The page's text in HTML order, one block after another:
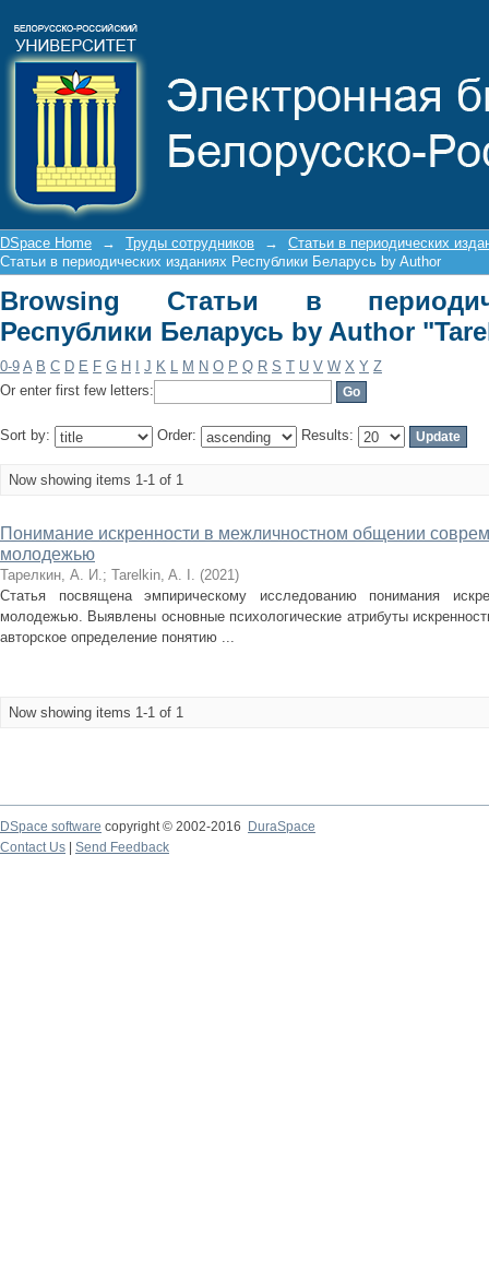
"Tarelkin, A. I."
DSpace Home → Труды сотрудников →
Статьи в периодических
Статьи в периодических изданиях Республики Беларусь by Author
Browsing Статьи в
Республики Беларусь by Author
0-9 A B C D E F G H J K L M N O P Q R S T U V W X Y Z
Or enter first few letters:
Sort by: Order: Results:
Now showing items 1-1 of 1
Понимание искренности в межличностном общении
молодежью
Тарелкин, А. И.; Tarelkin, A. I. (2021)
Статья посвящена эмпирическому исследованию понимания
молодежью. Выявлены основные психологические атрибуты
авторское определение понятию ...
Now showing items 1-1 of 1
DSpace software copyright © 2002-2016
DuraSpace
Contact Us
Send Feedback